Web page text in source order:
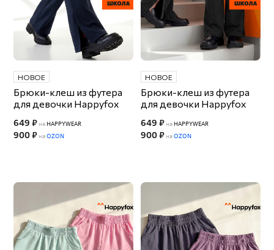
НОВОЕ
Брюки-клеш из футера
для девочки Happyfox
649 ₽ на HAPPYWEAR
900 ₽ наOZON
НОВОЕ
Брюки-клеш из футера
для девочки Happyfox
649 ₽ на HAPPYWEAR
900 ₽ наOZON